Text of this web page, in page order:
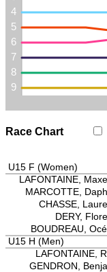
Race Chart